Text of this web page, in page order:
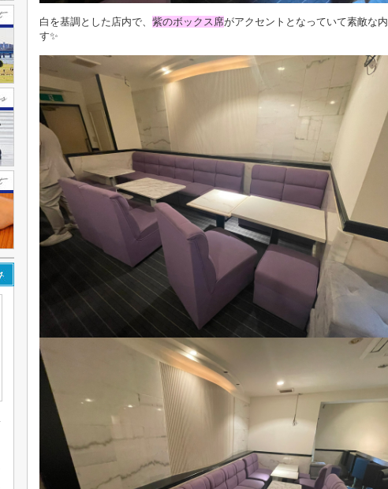
白を基調とした店内で、 紫のボックス席がアクセントとなっていて素敵な
す✨